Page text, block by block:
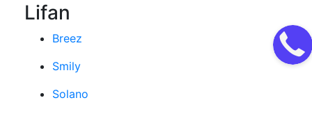
Lifan
Breez
Smily
Solano